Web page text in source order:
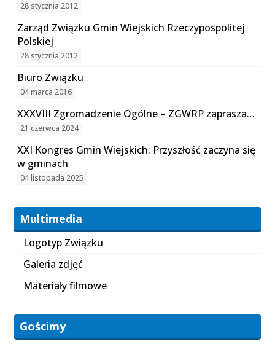
28 stycznia 2012
Zarząd Związku Gmin Wiejskich Rzeczypospolitej
Polskiej
28 stycznia 2012
Biuro Związku
04 marca 2016
XXXVIII Zgromadzenie Ogólne – ZGWRP zaprasza…
21 czerwca 2024
XXI Kongres Gmin Wiejskich: Przyszłość zaczyna się
w gminach
04 listopada 2025
Multimedia
Logotyp Związku
Galeria zdjęć
Materiały filmowe
Gościmy